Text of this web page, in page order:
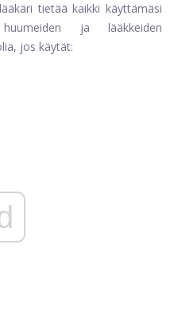
tietää kaikki käyttämäsi
ja lääkkeiden
jos käytät: